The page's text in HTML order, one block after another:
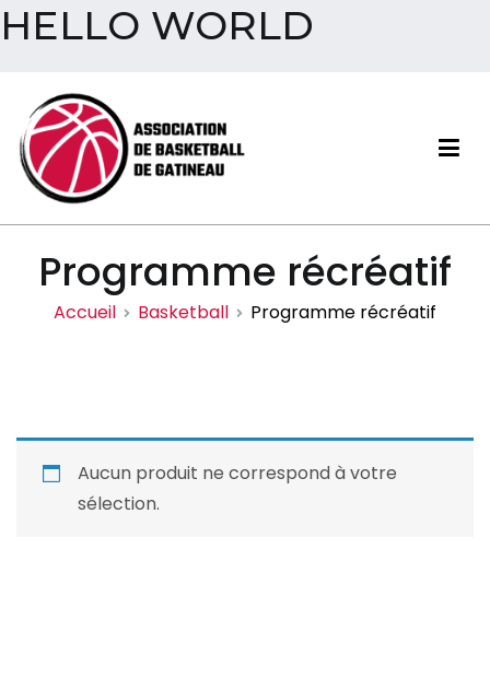
HELLO WORLD
contenu
Association de basketball
de Gatineau
Programme récréatif
Accueil Basketball Programme récréatif
Aucun produit ne correspond à votre
sélection.